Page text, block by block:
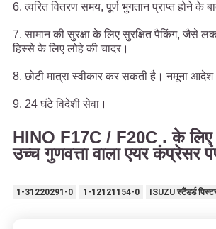
6. त्वरित वितरण समय, पूर्ण भुगतान प्राप्त होने के
7. सामान की सुरक्षा के लिए सुरक्षित पैकिंग, जैसे
हिस्से के लिए लोहे की चादर।
8. छोटी मात्रा स्वीकार कर सकती है। नमूना आदेश
9. 24 घंटे विदेशी सेवा।
HINO F17C / F20C . के लिए
उच्च गुणवत्ता वाला एयर कंप्रेसर
1-31220291-0 1-12121154-0 ISUZU स्टैंडर्ड